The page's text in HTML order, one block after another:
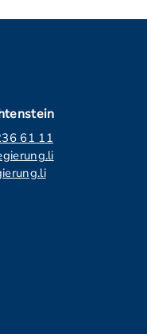
61 11